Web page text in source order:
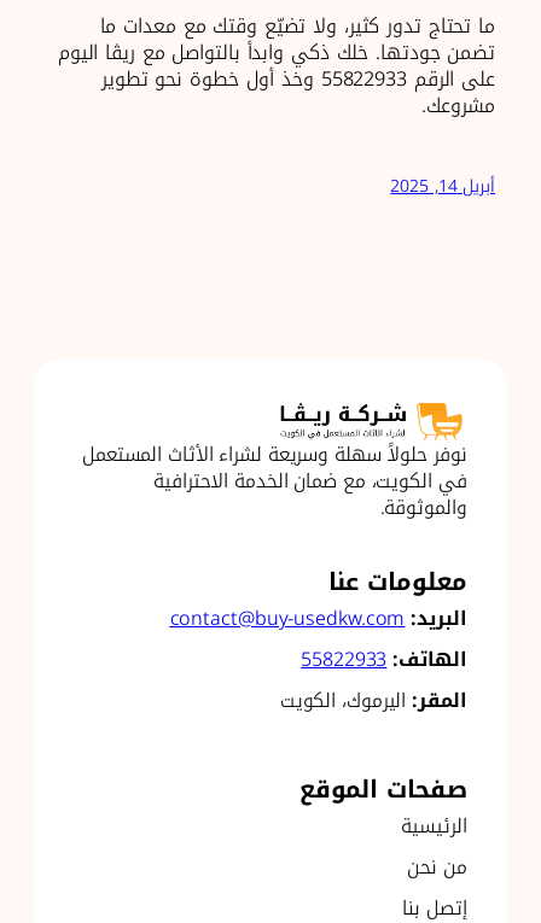
ما تحتاج تدور كثير، ولا تضيّع وقتك مع معدات ما
تضمن جودتها. خلك ذكي وابدأ بالتواصل مع ريڨا اليوم
على الرقم 55822933 وخذ أول خطوة نحو تطوير
مشروعك.
أبريل 14, 2025
نوفر حلولاً سهلة وسريعة لشراء الأثاث المستعمل
في الكويت، مع ضمان الخدمة الاحترافية
والموثوقة.
معلومات عنا
البريد:contact@buy-usedkw.com
الهاتف:55822933
المقر: اليرموك، الكويت
صفحات الموقع
الرئيسية
من نحن
إتصل بنا